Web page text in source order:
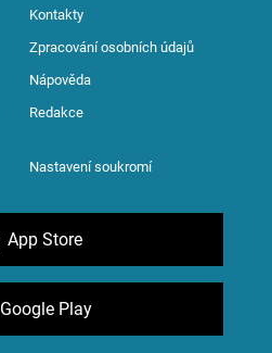
Kontakty
Zpracování osobních údajů
Nápověda
Redakce
Nastavení soukromí
App Store
Google Play